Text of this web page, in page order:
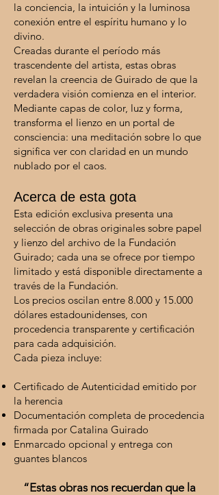
la conciencia, la intuición y la luminosa
conexión entre el espíritu humano y lo
divino.
Creadas durante el período más
trascendente del artista, estas obras
revelan la creencia de Guirado de que la
verdadera visión comienza en el interior.
Mediante capas de color, luz y forma,
transforma el lienzo en un portal de
consciencia: una meditación sobre lo que
significa ver con claridad en un mundo
nublado por el caos.
Acerca de esta gota
Esta edición exclusiva presenta una
selección de obras originales sobre papel
y lienzo del archivo de la Fundación
Guirado; cada una se ofrece por tiempo
limitado y está disponible directamente a
través de la Fundación.
Los precios oscilan entre 8.000 y 15.000
dólares estadounidenses, con
procedencia transparente y certificación
para cada adquisición.
Cada pieza incluye:
Certificado de Autenticidad emitido por
la herencia
Documentación completa de procedencia
firmada por Catalina Guirado
Enmarcado opcional y entrega con
guantes blancos
“Estas obras nos recuerdan que la